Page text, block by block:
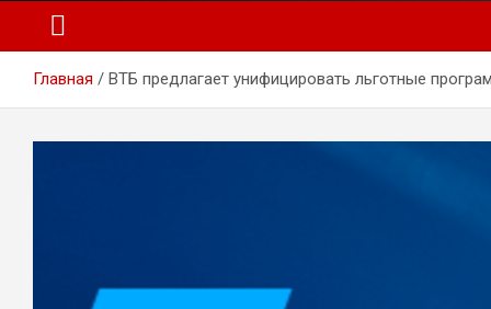
Главная ВТБ предлагает унифицировать льготные